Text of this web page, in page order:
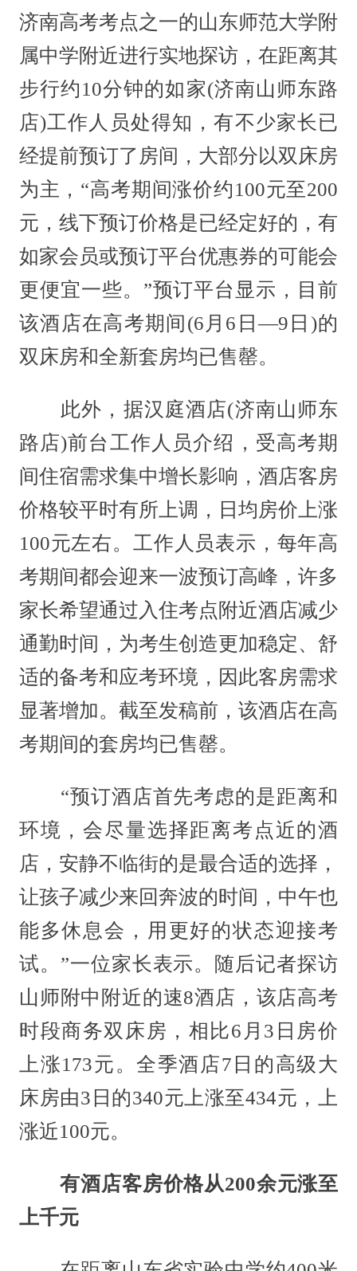
济南高考考点之一的山东师范大学附
属中学附近进行实地探访，在距离其
步行约10分钟的如家(济南山师东路
店)工作人员处得知，有不少家长已
经提前预订了房间，大部分以双床房
为主，“高考期间涨价约100元至200
元，线下预订价格是已经定好的，有
如家会员或预订平台优惠券的可能会
更便宜一些。”预订平台显示，目前
该酒店在高考期间(6月6日—9日)的
双床房和全新套房均已售罄。
此外，据汉庭酒店(济南山师东
路店)前台工作人员介绍，受高考期
间住宿需求集中增长影响，酒店客房
价格较平时有所上调，日均房价上涨
100元左右。工作人员表示，每年高
考期间都会迎来一波预订高峰，许多
家长希望通过入住考点附近酒店减少
通勤时间，为考生创造更加稳定、舒
适的备考和应考环境，因此客房需求
显著增加。截至发稿前，该酒店在高
考期间的套房均已售罄。
“预订酒店首先考虑的是距离和
环境，会尽量选择距离考点近的酒
店，安静不临街的是最合适的选择，
让孩子减少来回奔波的时间，中午也
能多休息会，用更好的状态迎接考
试。”一位家长表示。随后记者探访
山师附中附近的速8酒店，该店高考
时段商务双床房，相比6月3日房价
上涨173元。全季酒店7日的高级大
床房由3日的340元上涨至434元，上
涨近100元。
有酒店客房价格从200余元涨至
上千元